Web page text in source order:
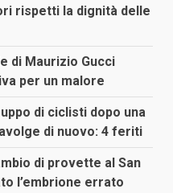
rispetti la dignità delle
di Maurizio Gucci
per un malore
di ciclisti dopo una
di nuovo: 4 feriti
di provette al San
l’embrione errato